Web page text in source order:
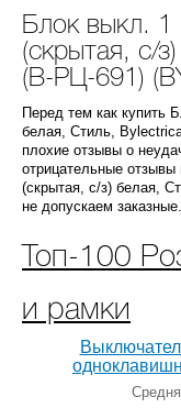
Блок выкл. 1
(скрытая, с/
(В-РЦ-691)
Перед тем как купить
белая, Стиль,
плохие отзывы о
отрицательные отзывы
(скрытая, с/з) белая,
не допускаем заказные.
Топ-100
и рамки